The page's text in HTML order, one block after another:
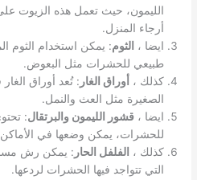
الليمون، حيث تعمل هذه الزيوت
أرجاء المنزل.
ايضا ، الثوم: يمكن استخدام الثوم
طبيعي للحشرات مثل البعوض.
كذلك ، أوراق الغار : تُعد أوراق
الصغيرة مثل العث والنمل.
ايضا ،قشور الليمون والبرتقال:
للحشرات، يمكن وضعها في الأماكن
كذلك ، الفلفل الحار : يمكن رش
التي تتواجد فيها الحشرات لردعها.